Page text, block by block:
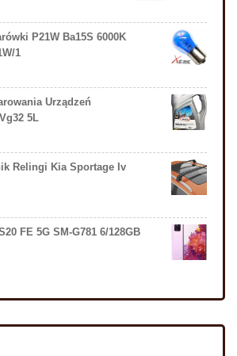
P21W Ba15S 6000K
1
Urządzeń
5L
Relingi Kia Sportage Iv
FE 5G SM-G781 6/128GB